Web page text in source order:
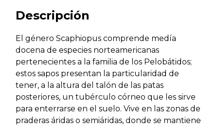
Descripción
El género Scaphiopus comprende medía
docena de especies norteamericanas
pertenecientes a la familia de los Pelobátidos;
estos sapos presentan la particularidad de
tener, a la altura del talón de las patas
posteriores, un tubérculo córneo que les sirve
para enterrarse en el suelo. Vive en las zonas de
praderas áridas o semiáridas, donde se mantiene